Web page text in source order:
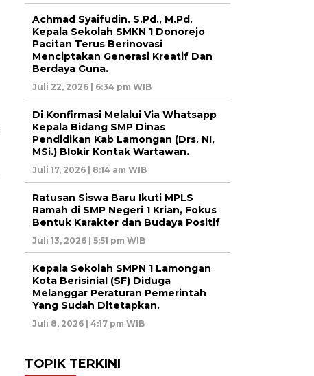
Achmad Syaifudin. S.Pd., M.Pd.
Kepala Sekolah SMKN 1 Donorejo
Pacitan Terus Berinovasi
Menciptakan Generasi Kreatif Dan
Berdaya Guna.
Juli 22, 2026 | 6:34 pm WIB
Di Konfirmasi Melalui Via Whatsapp
Kepala Bidang SMP Dinas
Pendidikan Kab Lamongan (Drs. NI,
MSi.) Blokir Kontak Wartawan.
Juli 17, 2026 | 8:14 am WIB
Ratusan Siswa Baru Ikuti MPLS
Ramah di SMP Negeri 1 Krian, Fokus
Bentuk Karakter dan Budaya Positif
Juli 13, 2026 | 5:51 pm WIB
Kepala Sekolah SMPN 1 Lamongan
Kota Berisinial (SF) Diduga
Melanggar Peraturan Pemerintah
Yang Sudah Ditetapkan.
Juli 8, 2026 | 4:17 pm WIB
TOPIK TERKINI